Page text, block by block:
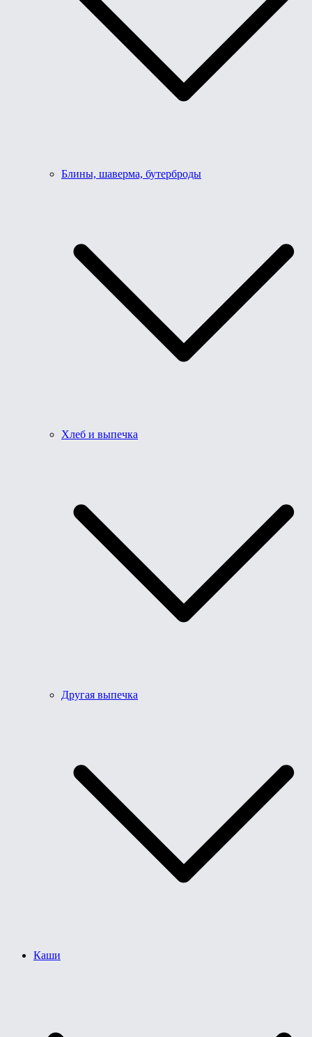
Блины, шаверма, бутерброды
Хлеб и выпечка
Другая выпечка
Каши